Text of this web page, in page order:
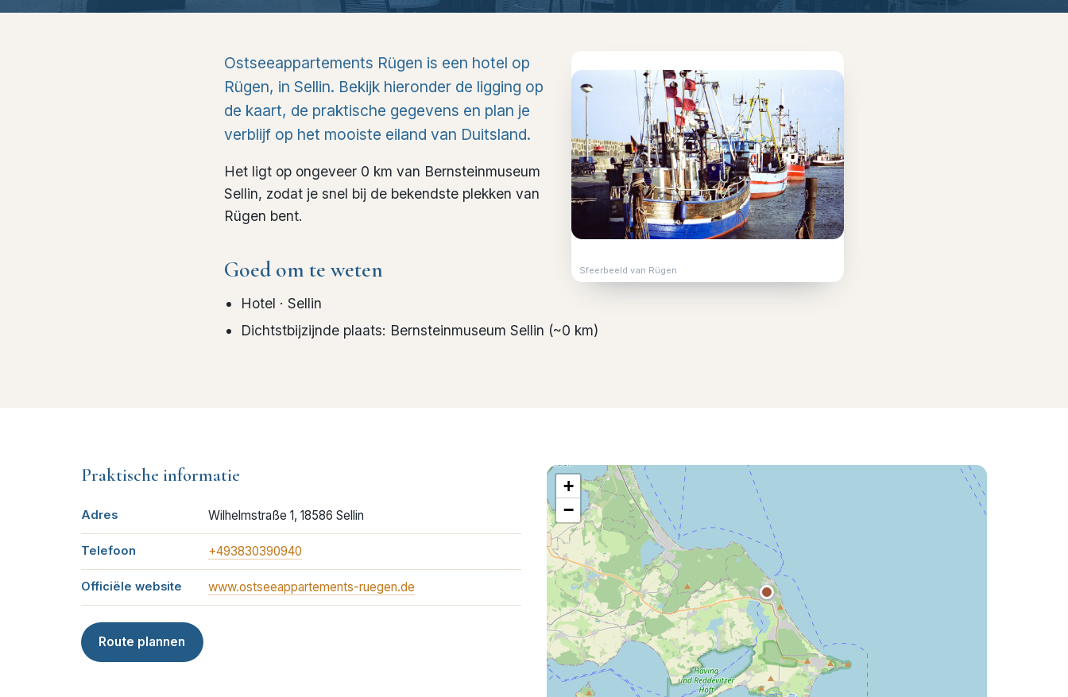
Sfeerbeeld van Rügen
Ostseeappartements Rügen is een hotel op
Rügen, in Sellin. Bekijk hieronder de ligging op
de kaart, de praktische gegevens en plan je
verblijf op het mooiste eiland van Duitsland.
Het ligt op ongeveer 0 km van Bernsteinmuseum
Sellin, zodat je snel bij de bekendste plekken van
Rügen bent.
Goed om te weten
Hotel · Sellin
Dichtstbijzijnde plaats: Bernsteinmuseum Sellin (~0 km)
Praktische informatie
Adres Wilhelmstraße 1, 18586 Sellin
Telefoon +493830390940
Officiële website www.ostseeappartements-ruegen.de
Route plannen
+
−